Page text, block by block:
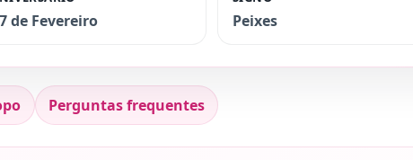
de Fevereiro Peixes
Perguntas frequentes